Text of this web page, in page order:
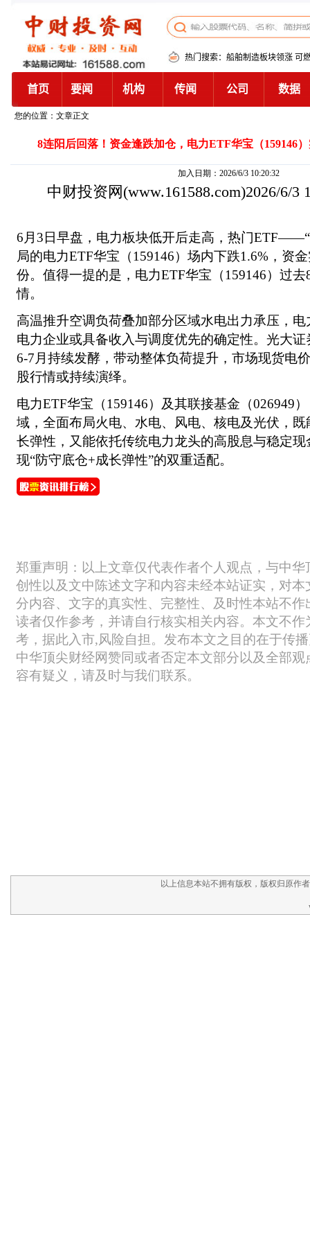
您的位置：文章正文
8连阳后回落！资金逢跌加仓，电力ETF华宝（159146
加入日期：2026/6/3 10:20:32
中财投资网 (www.161588.com)2026/6/3
6月3日早盘，电力板块低开后走高，热门
局的电力ETF华宝（159146）场内下跌1.6%，资
份。值得一提的是，电力ETF华宝（159146）过
情。
高温推升空调负荷叠加部分区域水电出力承压，
电力企业或具备收入与调度优先的确定性。光大
6-7月持续发酵，带动整体负荷提升，市场现货电
股行情或持续演绎。
电力ETF华宝（159146）及其联接基金（026949
域，全面布局火电、水电、风电、核电及光伏，
长弹性，又能依托传统电力龙头的高股息与稳定
现“防守底仓+成长弹性”的双重适配。
以上信息本站不拥有版权，版权归原作